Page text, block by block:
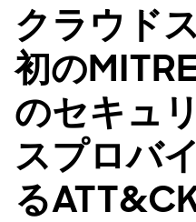
クラウド
初の
のセキュ
スプロバ
る